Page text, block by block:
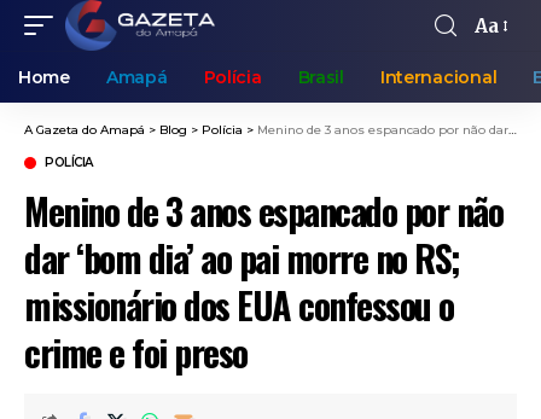
Aa
Home Amapá Polícia Brasil Internacional
A Gazeta do Amapá > Blog > Polícia > Menino de 3 anos espancado por não dar ‘bom dia’ ao pai morre no RS; missionário dos EUA confessou o crime e foi preso
POLÍCIA
Menino de 3 anos espancado por não
dar ‘bom dia’ ao pai morre no RS;
missionário dos EUA confessou o
crime e foi preso